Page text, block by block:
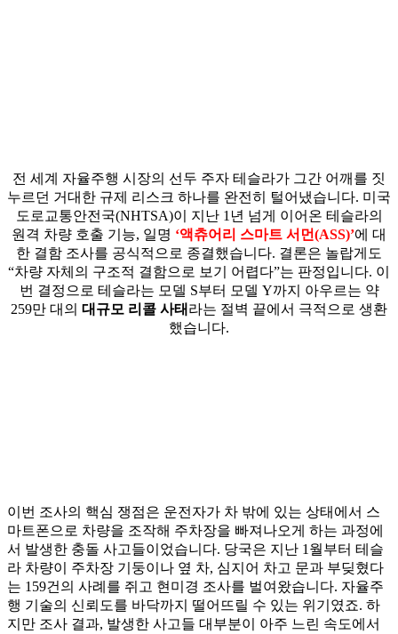
전 세계 자율주행 시장의 선두 주자 테슬라가 그간 어깨를 짓
누르던 거대한 규제 리스크 하나를 완전히 털어냈습니다. 미국
도로교통안전국(NHTSA)이 지난 1년 넘게 이어온 테슬라의
원격 차량 호출 기능, 일명 ‘액츄어리 스마트 서먼(ASS)’에 대
한 결함 조사를 공식적으로 종결했습니다. 결론은 놀랍게도
“차량 자체의 구조적 결함으로 보기 어렵다”는 판정입니다. 이
번 결정으로 테슬라는 모델 S부터 모델 Y까지 아우르는 약
259만 대의 대규모 리콜 사태 라는 절벽 끝에서 극적으로 생환
했습니다.
이번 조사의 핵심 쟁점은 운전자가 차 밖에 있는 상태에서 스
마트폰으로 차량을 조작해 주차장을 빠져나오게 하는 과정에
서 발생한 충돌 사고들이었습니다. 당국은 지난 1월부터 테슬
라 차량이 주차장 기둥이나 옆 차, 심지어 차고 문과 부딪혔다
는 159건의 사례를 쥐고 현미경 조사를 벌여왔습니다. 자율주
행 기술의 신뢰도를 바닥까지 떨어뜨릴 수 있는 위기였죠. 하
지만 조사 결과, 발생한 사고들 대부분이 아주 느린 속도에서